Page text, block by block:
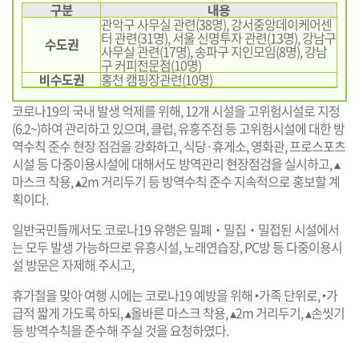
구분
내용
수도권
관악구 사무실 관련(38명), 강서중앙데이케어센
터 관련(31명), 서울 신명투자 관련(13명), 강남구
사무실 관련(17명), 송파구 지인모임(8명), 강남
구 커피전문점(10명)
비수도권
홍천 캠핑장관련(10명)
코로나19의 국내 발생 억제를 위해, 12개 시설을 고위험시설로 지정
(6.2~)하여 관리하고 있으며, 클럽, 유흥주점 등 고위험시설에 대한 방
역수칙 준수 현장 점검을 강화하고, 식당·휴게소, 영화관, 프로스포츠
시설 등 다중이용시설에 대해서도 방역관리 현장점검을 실시하고, ▴
마스크 착용, ▴2m 거리두기 등 방역수칙 준수 지속적으로 홍보할 계
획이다.
일반국민들께서도 코로나19 유행은 밀폐‧밀집‧밀접된 시설에서
는 모두 발생 가능하므로 유흥시설, 노래연습장, PC방 등 다중이용시
설 방문은 자제해 주시고,
휴가철을 맞아 여행 시에는 코로나19 예방을 위해 ‣가족 단위로, ‣가
급적 짧게 가도록 하되, ▴올바른 마스크 착용, ▴2m 거리두기, ▴손씻기
등 방역수칙을 준수해 주실 것을 요청하였다.